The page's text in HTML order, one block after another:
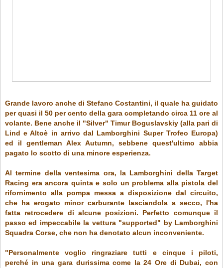
Grande lavoro anche di Stefano Costantini, il quale ha guidato
per quasi il 50 per cento della gara completando circa 11 ore al
volante. Bene anche il "Silver" Timur Boguslavskiy (alla pari di
Lind e Altoè in arrivo dal Lamborghini Super Trofeo Europa)
ed il gentleman Alex Autumn, sebbene quest'ultimo abbia
pagato lo scotto di una minore esperienza.
Al termine della ventesima ora, la Lamborghini della Target
Racing era ancora quinta e solo un problema alla pistola del
rifornimento alla pompa messa a disposizione dal circuito,
che ha erogato minor carburante lasciandola a secco, l'ha
fatta retrocedere di alcune posizioni. Perfetto comunque il
passo ed impeccabile la vettura "supported" by Lamborghini
Squadra Corse, che non ha denotato alcun inconveniente.
"Personalmente voglio ringraziare tutti e cinque i piloti,
perché in una gara durissima come la 24 Ore di Dubai, con